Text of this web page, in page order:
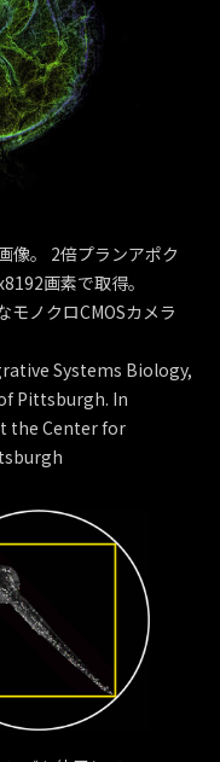
像。 2倍プランアポク
画素で取得。
ノクロCMOSカメラ
Systems Biology,
Pittsburgh. In
the Center for